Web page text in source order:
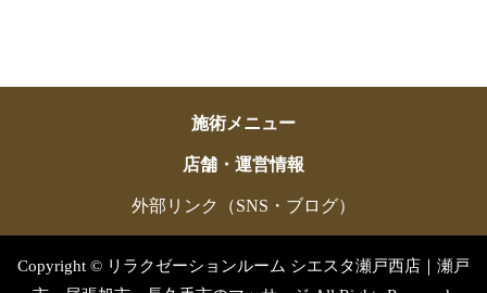
施術メニュー
店舗・運営情報
外部リンク（SNS・ブログ）
Copyright © リラクゼーションルーム シエスタ瀬戸西店｜瀬戸